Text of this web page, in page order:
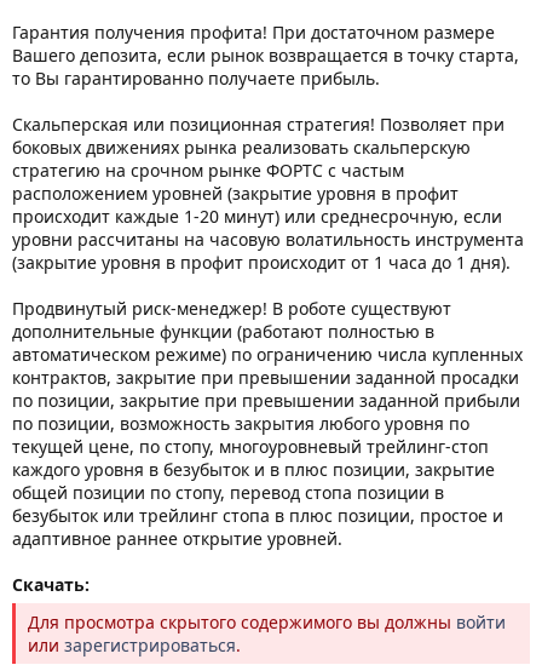
Гарантия получения профита! При достаточном размере
Вашего депозита, если рынок возвращается в точку старта,
то Вы гарантированно получаете прибыль.
Скальперская или позиционная стратегия! Позволяет при
боковых движениях рынка реализовать скальперскую
стратегию на срочном рынке ФОРТС с частым
расположением уровней (закрытие уровня в профит
происходит каждые 1-20 минут) или среднесрочную, если
уровни рассчитаны на часовую волатильность инструмента
(закрытие уровня в профит происходит от 1 часа до 1 дня).
Продвинутый риск-менеджер! В роботе существуют
дополнительные функции (работают полностью в
автоматическом режиме) по ограничению числа купленных
контрактов, закрытие при превышении заданной просадки
по позиции, закрытие при превышении заданной прибыли
по позиции, возможность закрытия любого уровня по
текущей цене, по стопу, многоуровневый трейлинг-стоп
каждого уровня в безубыток и в плюс позиции, закрытие
общей позиции по стопу, перевод стопа позиции в
безубыток или трейлинг стопа в плюс позиции, простое и
адаптивное раннее открытие уровней.
Скачать:
Для просмотра скрытого содержимого вы должны войти
или зарегистрироваться.